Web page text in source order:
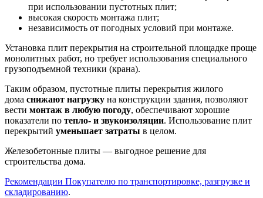
при использовании пустотных плит;
высокая скорость монтажа плит;
независимость от погодных условий при монтаже.
Установка плит перекрытия на строительной площадке проще
монолитных работ, но требует использования специального
грузоподъемной техники (крана).
Таким образом, пустотные плиты перекрытия жилого
дома снижают нагрузку на конструкции здания, позволяют
вести монтаж в любую погоду, обеспечивают хорошие
показатели по тепло- и звукоизоляции. Использование плит
перекрытий уменьшает затраты в целом.
Железобетонные плиты — выгодное решение для
строительства дома.
Рекомендации Покупателю по транспортировке, разгрузке и
складированию.